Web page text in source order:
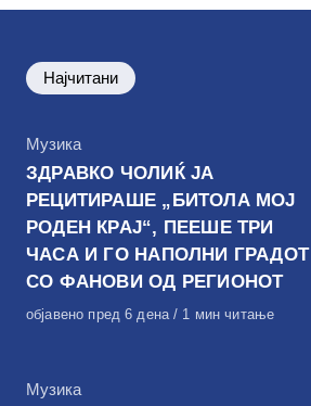
Најчитани
КАтегорија
Музика
ЗДРАВКО ЧОЛИЌ ЈА
РЕЦИТИРАШЕ „БИТОЛА МОЈ
РОДЕН КРАЈ“, ПЕЕШЕ ТРИ
ЧАСА И ГО НАПОЛНИ ГРАДОТ
СО ФАНОВИ ОД РЕГИОНОТ
Објавено
објавено пред 6 дена 1 мин читање
КАтегорија
Музика